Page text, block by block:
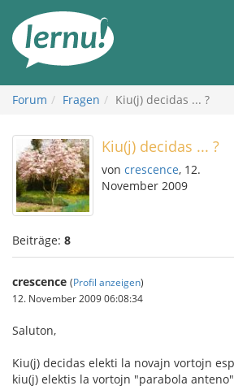
Inhalt
Forum Fragen Kiu(j) decidas ... ?
Kiu(j) decidas ... ?
von crescence, 12.
November 2009
Beiträge: 8
crescence (Profil anzeigen)
12. November 2009 06:08:34
Saluton,
Kiu(j) decidas elekti la novajn vortojn
kiu(j) elektis la vortojn "parabola